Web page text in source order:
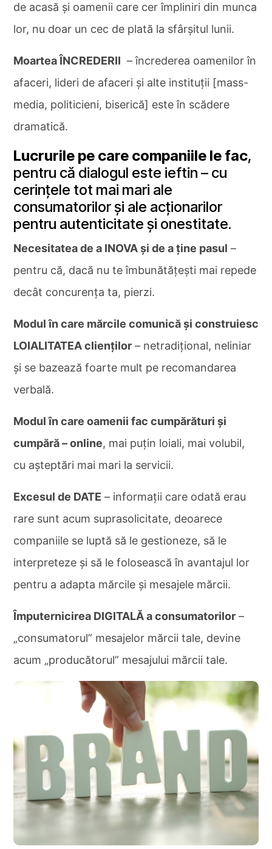
de acasă și oamenii care cer împliniri din munca
lor, nu doar un cec de plată la sfârșitul lunii.
Moartea ÎNCREDERII – încrederea oamenilor în
afaceri, lideri de afaceri și alte instituții [mass-
media, politicieni, biserică] este în scădere
dramatică.
Lucrurile pe care companiile le fac,
pentru că dialogul este ieftin – cu
cerințele tot mai mari ale
consumatorilor și ale acționarilor
pentru autenticitate și onestitate.
Necesitatea de a INOVA și de a ține pasul –
pentru că, dacă nu te îmbunătățești mai repede
decât concurența ta, pierzi.
Modul în care mărcile comunică și construiesc
LOIALITATEA clienților – netradițional, neliniar
și se bazează foarte mult pe recomandarea
verbală.
Modul în care oamenii fac cumpărături și
cumpără – online, mai puțin loiali, mai volubil,
cu așteptări mai mari la servicii.
Excesul de DATE – informații care odată erau
rare sunt acum suprasolicitate, deoarece
companiile se luptă să le gestioneze, să le
interpreteze și să le folosească în avantajul lor
pentru a adapta mărcile și mesajele mărcii.
Împuternicirea DIGITALĂ a consumatorilor –
„consumatorul” mesajelor mărcii tale, devine
acum „producătorul” mesajului mărcii tale.